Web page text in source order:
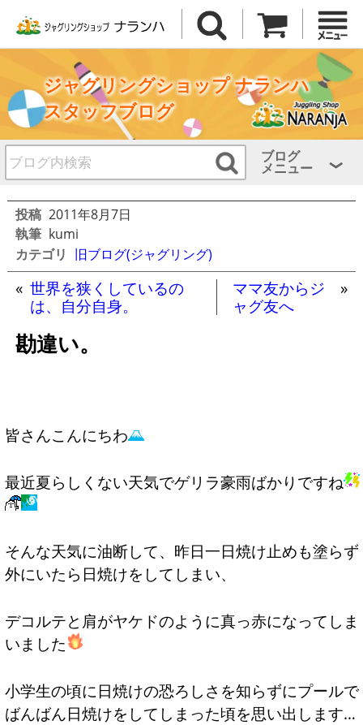
ジャグリングショップ ナランハ
スタッフブログ
ブログ
メニュー
投稿 2011年8月7日
執筆 kumi
カテゴリ 旧ブログ(ジャグリング)
« 世界を狭くしているの
は、自分自身。
ママ友からジ
ャグ友へ
»
勘違い。
皆さんこんにちわ
最近夏らしくない天気でゲリラ豪雨ばかりですね
そんな天気に油断して、昨日一日焼け止めも塗らず
外にいたら日焼けをしてしまい、
デコルテと肩がヤケドのように真っ赤になってしま
いました
小学生の頃に日焼けの恐ろしさを知らずにプールで
ばんばん日焼けをしてしまった頃を思い出します…